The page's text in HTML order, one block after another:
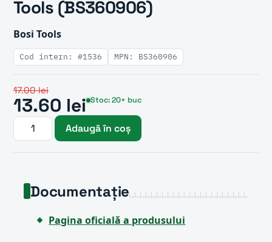
Tools (BS360906)
Bosi Tools
Cod intern: #1536 MPN: BS360906
17.00 lei
13.60 lei Stoc: 20+ buc
Adaugă în coș
Documentație
Pagina oficială a produsului